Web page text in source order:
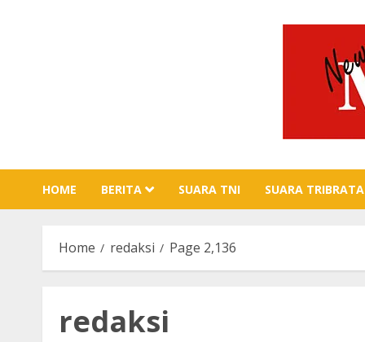
HOME BERITA SUARA TNI SUARA TRIBRATA
Home redaksi Page 2,136
redaksi